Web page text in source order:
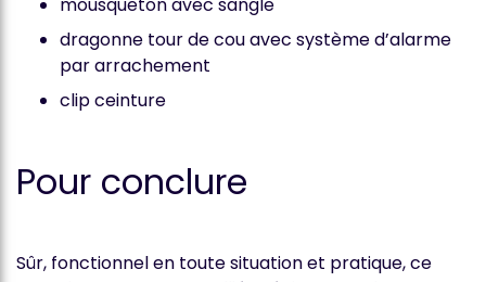
dragonne tour de cou avec système d’alarme
par arrachement
clip ceinture
Pour conclure
Sûr, fonctionnel en toute situation et pratique, ce